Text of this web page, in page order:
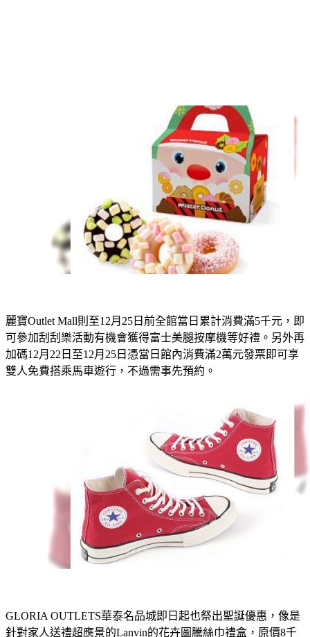
麗寶Outlet Mall則至12月25日前全館當日累計消費滿5千元，即
可參加刮刮樂活動有機會獲得富士美腿按摩機等好禮。另外再
加碼12月22日至12月25日憑當日館內消費滿2萬元發票即可享
雙人免費搭乘馬車遊行，不過需事先預約。
GLORIA OUTLETS華泰名品城即日起也祭出聖誕優惠，像是
針對家人送禮超應景的Lanvin的花卉圖騰絲巾禮盒，原價8千